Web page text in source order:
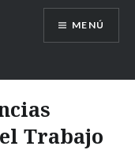
MENÚ
Trabajo